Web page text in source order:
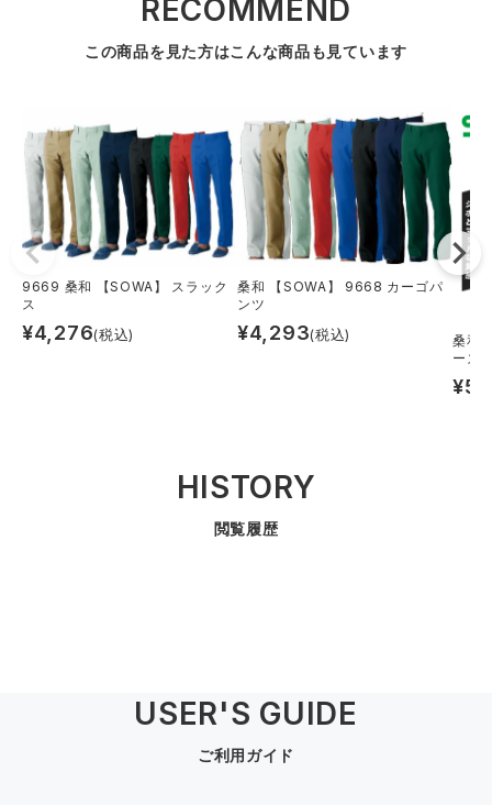
作業用小物・アクセサリー
つなぎ
ファン付き作業着・空調服
電熱ウェア・ヒートウェア
アイズフロンティア ランキング
コーコス ランキング
アイトス ランキング
ネーム刺繍・プリント加工対象商品
丸五
ニオイクリア タカヤ商事
エアークラフト 自重堂
アタックベース サンエス
藤井電工
医療白衣・介護服RECOMMEND
この商品を見た方はこんな商品も見ています
9669 桑和 【SOWA】 スラック
ス
¥4,276(税込)
桑和 【SOWA】 9668 カーゴパ
ンツ
¥4,293(税込)
桑和
ーズ
¥
HISTORY
閲覧履歴
USER'S GUIDE
ご利用ガイド